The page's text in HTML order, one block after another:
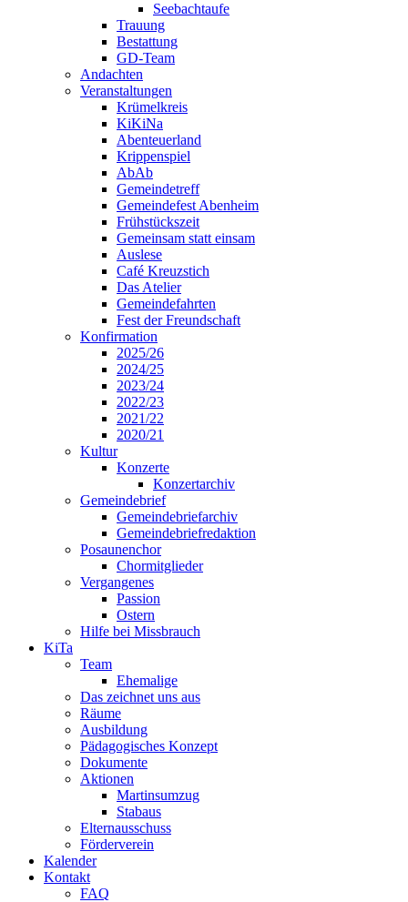
Seebachtaufe
Trauung
Bestattung
GD-Team
Andachten
Veranstaltungen
Krümelkreis
KiKiNa
Abenteuerland
Krippenspiel
AbAb
Gemeindetreff
Gemeindefest Abenheim
Frühstückszeit
Gemeinsam statt einsam
Auslese
Café Kreuzstich
Das Atelier
Gemeindefahrten
Fest der Freundschaft
Konfirmation
2025/26
2024/25
2023/24
2022/23
2021/22
2020/21
Kultur
Konzerte
Konzertarchiv
Gemeindebrief
Gemeindebriefarchiv
Gemeindebriefredaktion
Posaunenchor
Chormitglieder
Vergangenes
Passion
Ostern
Hilfe bei Missbrauch
KiTa
Team
Ehemalige
Das zeichnet uns aus
Räume
Ausbildung
Pädagogisches Konzept
Dokumente
Aktionen
Martinsumzug
Stabaus
Elternausschuss
Förderverein
Kalender
Kontakt
FAQ